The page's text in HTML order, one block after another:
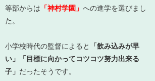
等部からは 「神村学園」への進学を選びまし
た。
小学校時代の監督によると
「飲み込みが早
い」「目標に向かってコツコツ努力出来る
子」 だったそうです。